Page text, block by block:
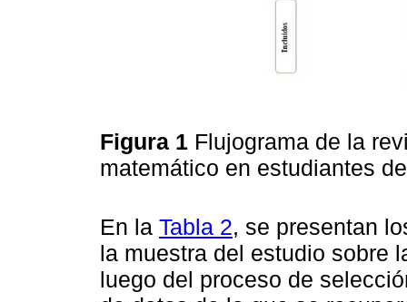
Figura 1 Flujograma de la
matemático en estudiantes
En la Tabla 2, se presentan
la muestra del estudio sobre
luego del proceso de